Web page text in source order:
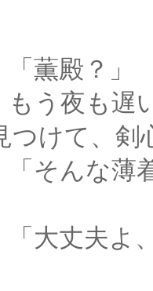
」
という
つけて、
で夜風
もう髪